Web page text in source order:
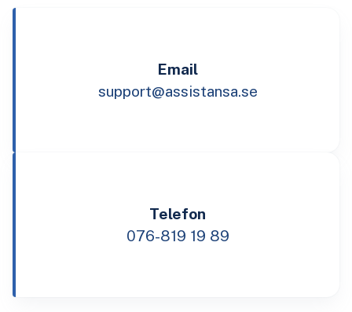
Email
support@assistansa.se
Telefon
076-819 19 89